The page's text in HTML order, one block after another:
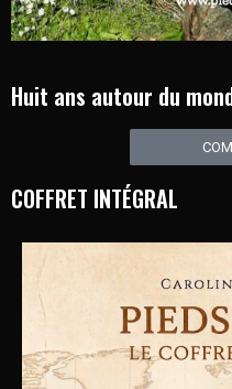
Huit ans autour du
COFFRET INTÉGRAL